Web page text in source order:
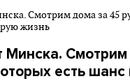
Минска.
есть